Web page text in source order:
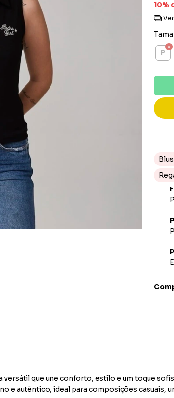
10%
Ver
P
versátil que une conforto, estilo e um toque
e autêntico, ideal para composições casuais,